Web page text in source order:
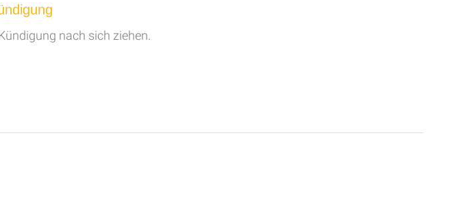
nach sich ziehen.